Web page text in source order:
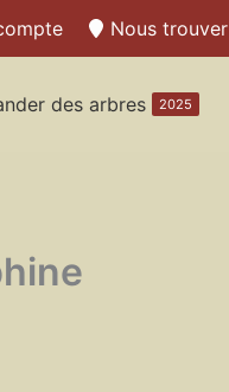
Nous trouver
des arbres 2025